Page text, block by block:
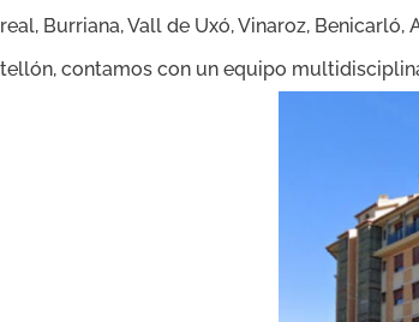
Burriana, Vall de Uxó, Vinaroz, Benicarló,
contamos con un equipo